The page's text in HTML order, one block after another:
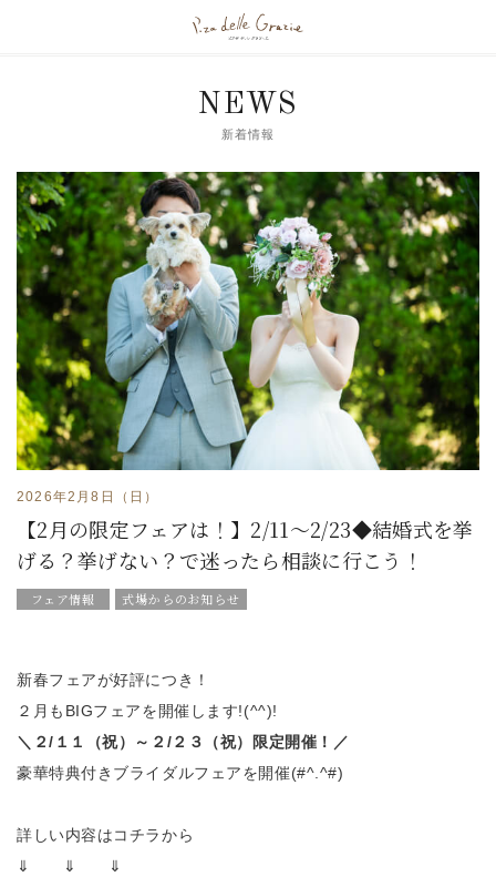
NEWS
新着情報
2026年2月8日（日）
【2月の限定フェアは！】2/11～2/23◆結婚式を挙
げる？挙げない？で迷ったら相談に行こう！
フェア情報 式場からのお知らせ
新春フェアが好評につき！
２月もBIGフェアを開催します!(^^)!
＼２/１１（祝）～２/２３（祝）限定開催！／
豪華特典付きブライダルフェアを開催(#^.^#)
詳しい内容はコチラから
⇓ ⇓ ⇓